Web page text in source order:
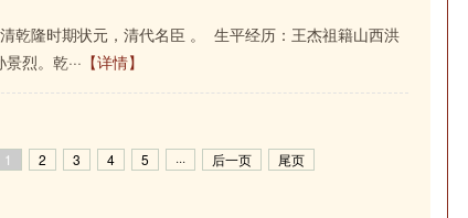
乾隆时期状元，清代名臣 。 生平经历：王杰祖籍山西洪
烈。乾··· 【详情】
1 2 3 4 5 ··· 后一页 尾页